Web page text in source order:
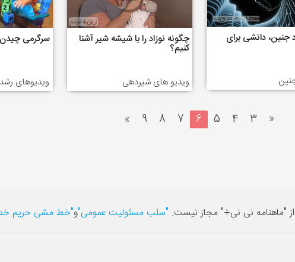
جنین، دانشی برای چگونه نوزاد را با شیشه شیر آشنا
کنیم؟
ویدیو های شیردهی
سرگرمی
ویدیوهای
«
3
4
5
6
7
8
9
»
"ماهنامه نی نی+" مجاز نیست. "سلب مسئولیت عمومی"و"خط مشی حریم